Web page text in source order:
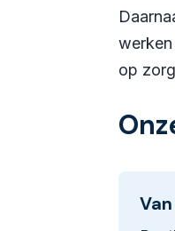
op